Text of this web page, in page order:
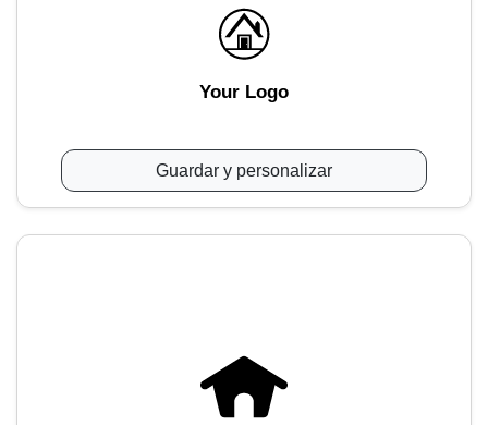
Your Logo
Guardar y personalizar